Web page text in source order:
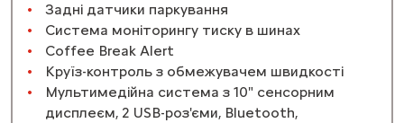
Задні датчики паркування
Система моніторингу тиску в шинах
Coffee Break Alert
Круїз-контроль з обмежувачем швидкості
Мультимедійна система з 10" сенсорним
дисплеєм, 2 USB-роз'єми, Bluetooth,